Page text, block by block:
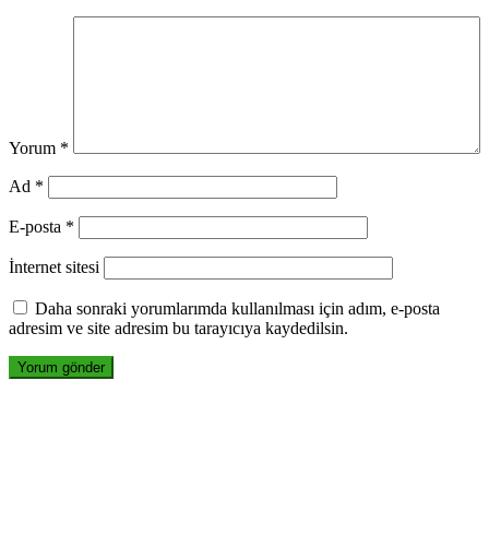
Yorum *
Ad *
E-posta *
İnternet sitesi
Daha sonraki yorumlarımda kullanılması için adım, e-posta
adresim ve site adresim bu tarayıcıya kaydedilsin.